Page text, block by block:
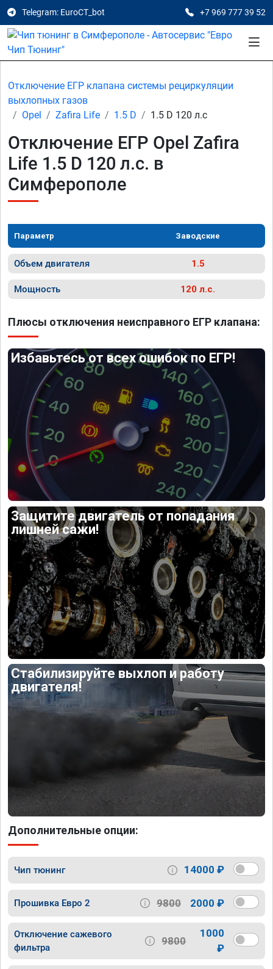
Telegram: EuroCT_bot +7 969 777 39 52
Отключение ЕГР клапана системы рециркуляции
выхлопных газов
Opel
Zafira Life 1.5 D 1.5 D 120 л.с
Отключение ЕГР Opel Zafira
Life 1.5 D 120 л.с. в
Симферополе
Параметр Заводские
Объем двигателя 1.5
Мощность 120 л.с.
Плюсы отключения неисправного ЕГР клапана:
Избавьтесь от всех ошибок по ЕГР!
Защитите двигатель от попадания
лишней сажи!
Стабилизируйте выхлоп и работу
двигателя!
Дополнительные опции:
Чип тюнинг 14000 ₽
Прошивка Евро 2 9800 2000 ₽
Отключение сажевого
фильтра
9800
1000
₽